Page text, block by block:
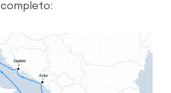
completo: